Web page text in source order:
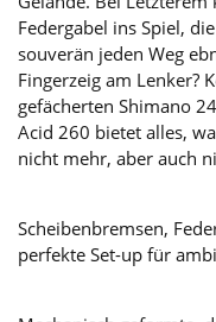
Federgabel ins Spiel,
souverän jeden Weg
Fingerzeig am Lenker?
gefächerten Shimano
Acid 260 bietet alles,
nicht mehr, aber auch
Scheibenbremsen,
perfekte Set-up für